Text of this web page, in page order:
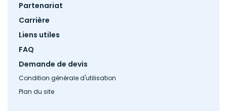
Partenariat
Carrière
Liens utiles
FAQ
Demande de devis
Condition générale d'utilisation
Plan du site